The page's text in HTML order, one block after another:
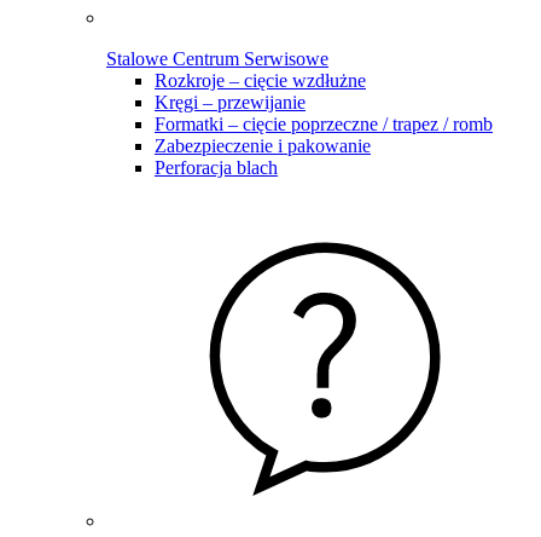
Stalowe Centrum Serwisowe
Rozkroje – cięcie wzdłużne
Kręgi – przewijanie
Formatki – cięcie poprzeczne / trapez / romb
Zabezpieczenie i pakowanie
Perforacja blach